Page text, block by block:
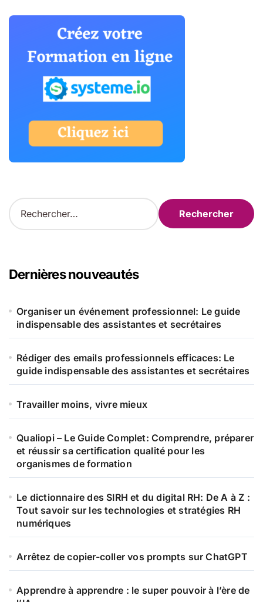
R
e
r
c
e
Dernières nouveautés
Organiser un événement professionnel: Le guide
indispensable des assistantes et secrétaires
Rédiger des emails professionnels efficaces: Le
guide indispensable des assistantes et secrétaires
Travailler moins, vivre mieux
Qualiopi – Le Guide Complet: Comprendre, préparer
et réussir sa certification qualité pour les
organismes de formation
Le dictionnaire des SIRH et du digital RH: De A à Z :
Tout savoir sur les technologies et stratégies RH
numériques
Arrêtez de copier-coller vos prompts sur ChatGPT
Apprendre à apprendre : le super pouvoir à l’ère de